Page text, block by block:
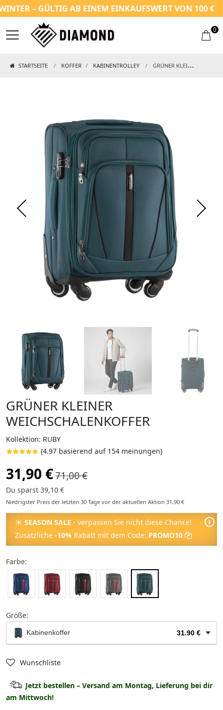
– GÜLTIG AB EINEM EINKAUFSWERT VON 100 €
0
STARTSEITE KOFFER KABINENTROLLEY GRÜNER KLEINER WEICHSCHALENKOFFER
GRÜNER KLEINER
WEICHSCHALENKOFFER
Kollektion: RUBY
(4.97 basierend auf 154 meinungen)
31,90 €71,00 €
Du sparst 39,10 €
Niedrigster Preis der letzten 30 Tage vor der aktuellen Aktion 31,90 €
☀ SEASON SALE - verpassen Sie nicht diese Chance!
Zusätzliche -10% Rabatt mit dem Code: PROMO10
Farbe:
Größe:
Kabinenkoffer 31.90 €
Mittlerer Koffer
Wunschliste
Jetzt bestellen – Versand am Montag, Lieferung bei dir
am Mittwoch!